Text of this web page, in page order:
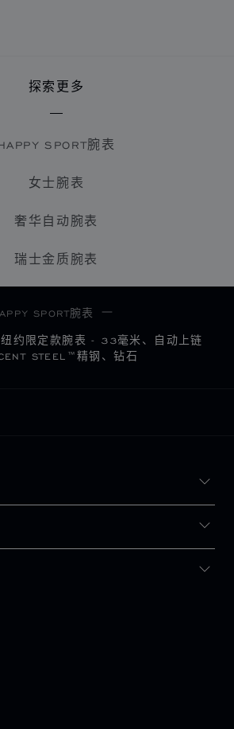
探索更多
SPORT腕表
女士腕表
奢华自动腕表
瑞士金质腕表
SPORT腕表
纽约限定款腕表 - 33毫米、自动上链
STEEL™精钢、钻石
国家/地区）
区